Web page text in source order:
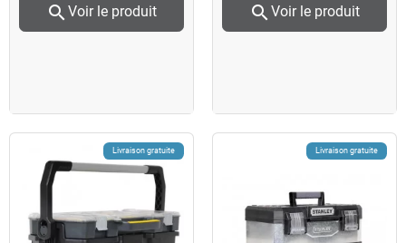
search Voir le produit search Voir le produit
Livraison gratuite Livraison gratuite